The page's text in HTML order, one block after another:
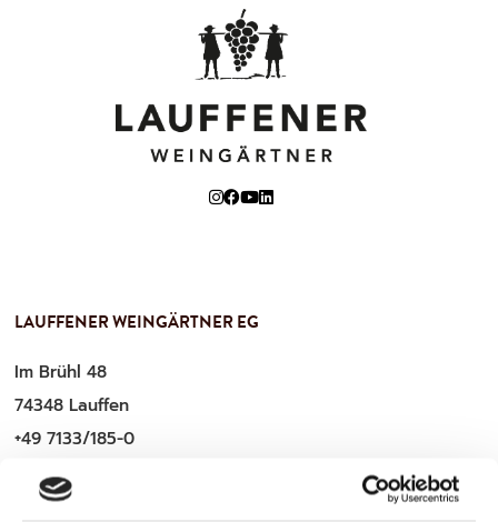
LAUFFENER WEINGÄRTNER EG
Im Brühl 48
74348 Lauffen
+49 7133/185-0
service@lauffener-wein.de